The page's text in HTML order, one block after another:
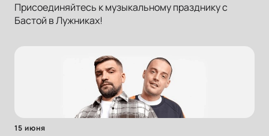
Присоединяйтесь к музыкальному празднику с
Бастой в Лужниках!
15 июня